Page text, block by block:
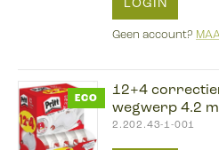
LOGIN
Geen account?
ECO
12+4
wegwerp 4.2
2.202.43-1-001